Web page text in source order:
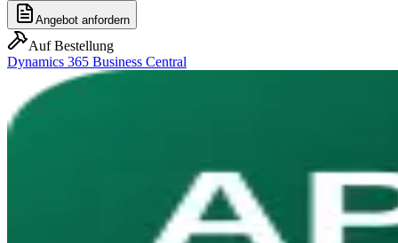
Angebot anfordern
Auf Bestellung
Dynamics 365 Business Central